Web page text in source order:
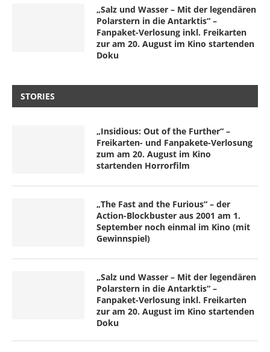
„Salz und Wasser – Mit der legendären
Polarstern in die Antarktis“ –
Fanpaket-Verlosung inkl. Freikarten
zur am 20. August im Kino startenden
Doku
STORIES
„Insidious: Out of the Further“ –
Freikarten- und Fanpakete-Verlosung
zum am 20. August im Kino
startenden Horrorfilm
„The Fast and the Furious“ – der
Action-Blockbuster aus 2001 am 1.
September noch einmal im Kino (mit
Gewinnspiel)
„Salz und Wasser – Mit der legendären
Polarstern in die Antarktis“ –
Fanpaket-Verlosung inkl. Freikarten
zur am 20. August im Kino startenden
Doku